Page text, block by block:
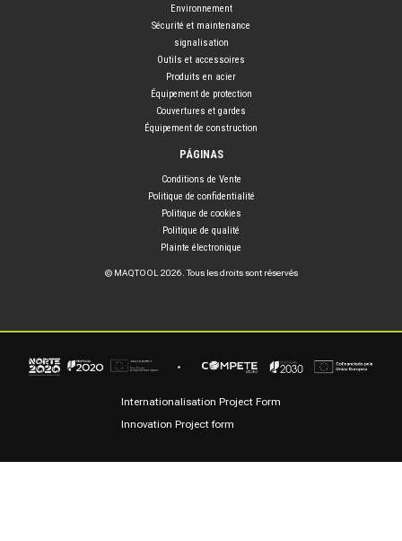
Environnement
Sécurité et maintenance
signalisation
Outils et accessoires
Produits en acier
Équipement de protection
Couvertures et gardes
Équipement de construction
PÁGINAS
Conditions de Vente
Politique de confidentialité
Politique de cookies
Politique de qualité
Plainte électronique
© MAQTOOL 2026. Tous les droits sont réservés
Internationalisation Project Form
Innovation Project form